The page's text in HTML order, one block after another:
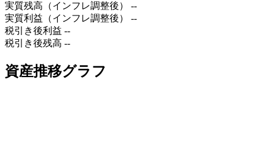
実質残高（インフレ調整後）
--
実質利益（インフレ調整後）
--
税引き後利益 --
税引き後残高 --
資産推移グラフ